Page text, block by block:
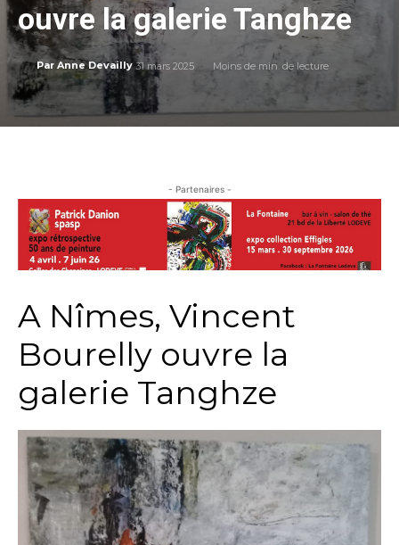
ouvre la galerie Tanghze
Par Anne Devailly 31 mars 2025 Moins de min. de lecture
- Partenaires -
A Nîmes, Vincent
Bourelly ouvre la
galerie Tanghze